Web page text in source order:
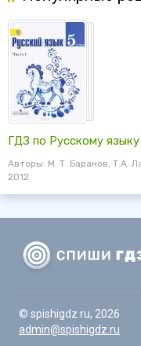
ГДЗ по Русскому
Авторы: М. Т. Баранов, Т.А.
2012
© spishigdz.ru, 2026
admin@spishigdz.ru